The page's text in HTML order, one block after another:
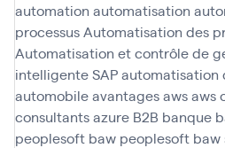
automation automatisation
processusAutomatisation des
Automatisation et contrôle de
intelligente SAPautomatisation
automobileavantagesawsaws
consultantsazure B2B banque
peoplesoft baw peoplesoft baw